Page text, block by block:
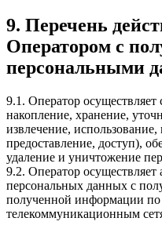
9. Перечень
Оператором с
персональными
9.1. Оператор осуществляет
накопление, хранение,
извлечение, использование,
предоставление, доступ),
удаление и уничтожение
9.2. Оператор
персональных данных с
полученной информации
телекоммуникационным